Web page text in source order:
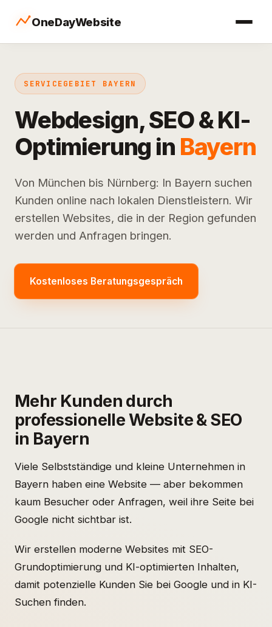
OneDayWebsite
SERVICEGEBIET BAYERN
Webdesign, SEO & KI-
Optimierung in Bayern
Von München bis Nürnberg: In Bayern suchen
Kunden online nach lokalen Dienstleistern. Wir
erstellen Websites, die in der Region gefunden
werden und Anfragen bringen.
Kostenloses Beratungsgespräch
Mehr Kunden durch
professionelle Website & SEO
in Bayern
Viele Selbstständige und kleine Unternehmen in
Bayern haben eine Website — aber bekommen
kaum Besucher oder Anfragen, weil ihre Seite bei
Google nicht sichtbar ist.
Wir erstellen moderne Websites mit SEO-
Grundoptimierung und KI-optimierten Inhalten,
damit potenzielle Kunden Sie bei Google und in KI-
Suchen finden.